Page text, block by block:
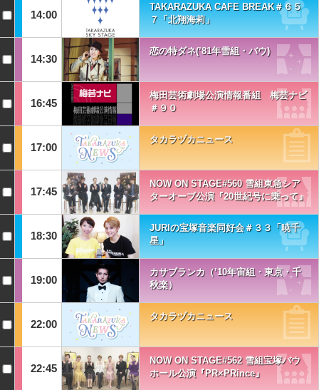
14:00
TAKARAZUKA CAFE BREAK＃６５
７「北翔海莉」
14:30
恋の特ダネ(’81年雪組・バウ)
16:45
梅田芸術劇場公演情報番組 梅芸ナビ
＃９０
17:00
タカラヅカニュース
17:45
NOW ON STAGE#560 雪組東急シア
ターオーブ公演『20世紀号に乗って』
18:30
JURIの宝塚音楽同好会＃３３「暁千
星」
19:00
カサブランカ（’10年宙組・東京・千
秋楽）
22:00
タカラヅカニュース
22:45
NOW ON STAGE#562 雪組宝塚バウ
ホール公演『PR×PRince』